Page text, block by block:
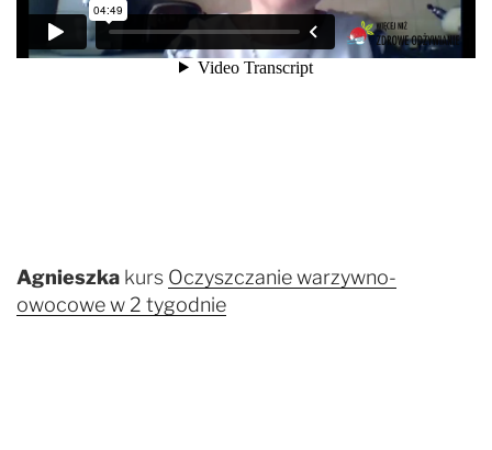
Agnieszka kurs Oczyszczanie warzywno-
owocowe w 2 tygodnie